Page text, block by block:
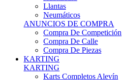
Llantas
Neumáticos
ANUNCIOS DE COMPRA
Compra De Competición
Compra De Calle
Compra De Piezas
KARTING
KARTING
Karts Completos Alevín